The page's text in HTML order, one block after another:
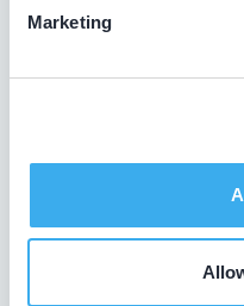
Marketing
kaartweergave
daarentegen wel
leven lang blijven leren.
hoogte van de nieuwste